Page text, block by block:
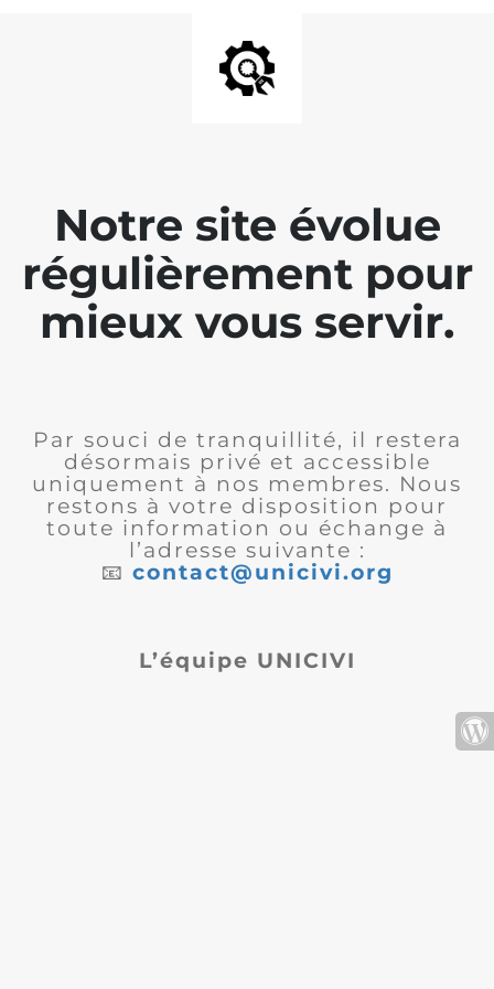
Notre site évolue
régulièrement pour
mieux vous servir.
Par souci de tranquillité, il restera
désormais privé et accessible
uniquement à nos membres. Nous
restons à votre disposition pour
toute information ou échange à
l’adresse suivante :
📧 contact@unicivi.org
L’équipe UNICIVI